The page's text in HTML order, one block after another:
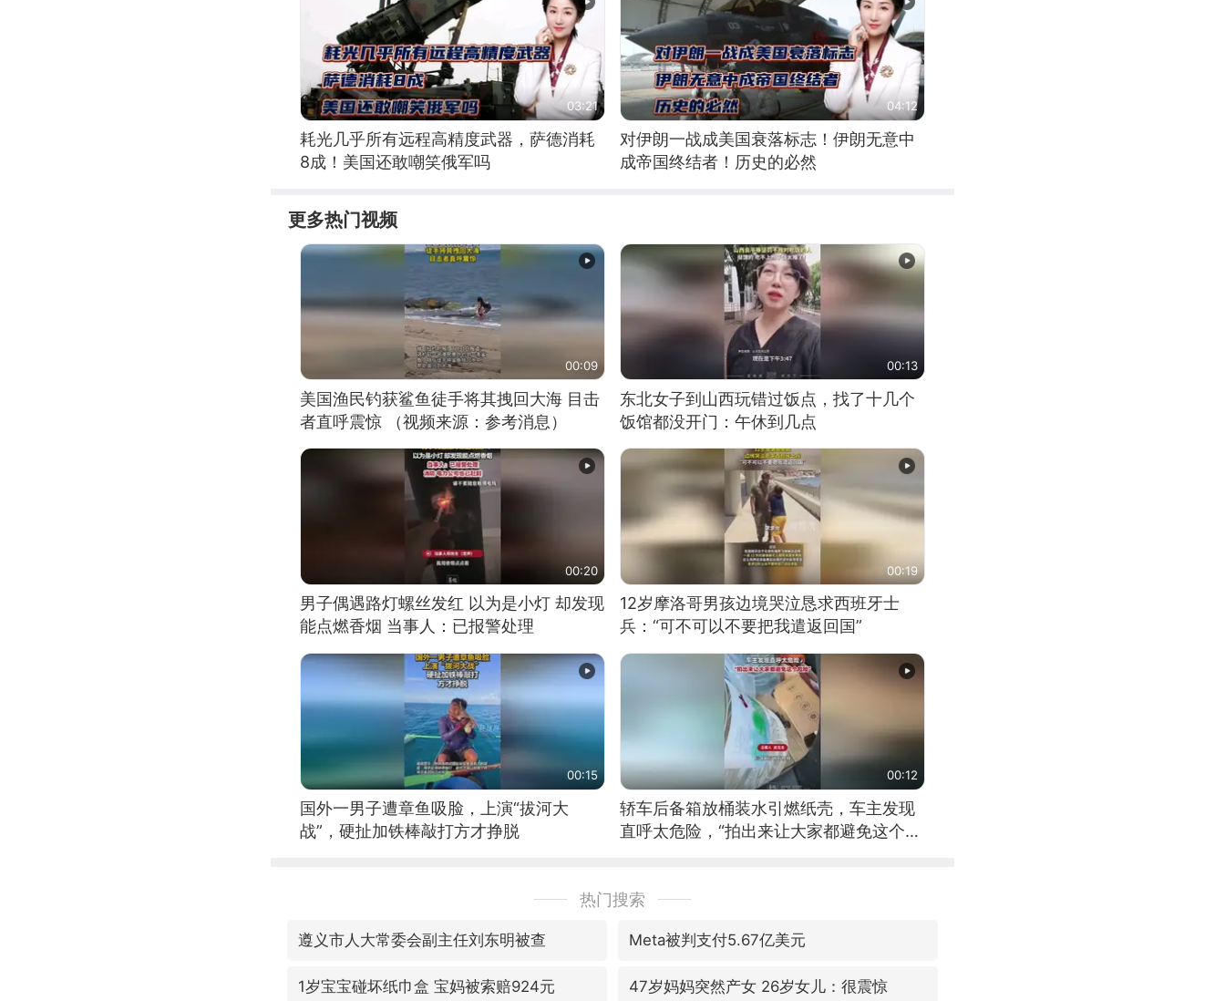
03:21
耗光几乎所有远程高精度武器，萨德消耗
8成！美国还敢嘲笑俄军吗
04:12
对伊朗一战成美国衰落标志！伊朗无意中
成帝国终结者！历史的必然
更多热门视频
00:09
美国渔民钓获鲨鱼徒手将其拽回大海 目击
者直呼震惊 （视频来源：参考消息）
00:13
东北女子到山西玩错过饭点，找了十几个
饭馆都没开门：午休到几点
00:20
男子偶遇路灯螺丝发红 以为是小灯 却发现
能点燃香烟 当事人：已报警处理
00:19
12岁摩洛哥男孩边境哭泣恳求西班牙士
兵：“可不可以不要把我遣返回国”
00:15
国外一男子遭章鱼吸脸，上演“拔河大
战”，硬扯加铁棒敲打方才挣脱
00:12
轿车后备箱放桶装水引燃纸壳，车主发现
直呼太危险，“拍出来让大家都避免这个危
热门搜索
遵义市人大常委会副主任刘东明被查 Meta被判支付5.67亿美元
1岁宝宝碰坏纸巾盒 宝妈被索赔924元 47岁妈妈突然产女 26岁女儿：很震惊